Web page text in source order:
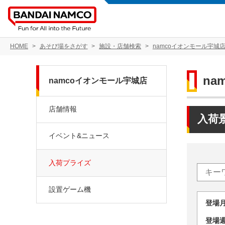
HOME あそび場をさがす 施設・店舗検索 namcoイオンモール宇城店
入荷
登
登
namcoイオンモール宇城店
店舗情報
イベント&ニュース
入荷プライズ
設置ゲーム機